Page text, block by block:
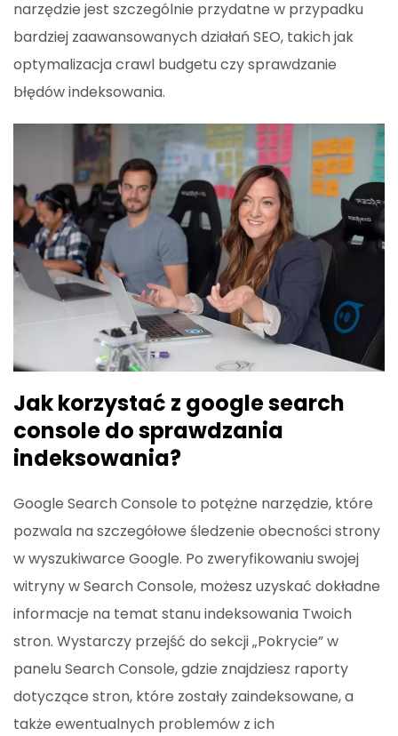
narzędzie jest szczególnie przydatne w przypadku
bardziej zaawansowanych działań SEO, takich jak
optymalizacja crawl budgetu czy sprawdzanie
błędów indeksowania.
Jak korzystać z google search
console do sprawdzania
indeksowania?
Google Search Console to potężne narzędzie, które
pozwala na szczegółowe śledzenie obecności strony
w wyszukiwarce Google. Po zweryfikowaniu swojej
witryny w Search Console, możesz uzyskać dokładne
informacje na temat stanu indeksowania Twoich
stron. Wystarczy przejść do sekcji „Pokrycie” w
panelu Search Console, gdzie znajdziesz raporty
dotyczące stron, które zostały zaindeksowane, a
także ewentualnych problemów z ich